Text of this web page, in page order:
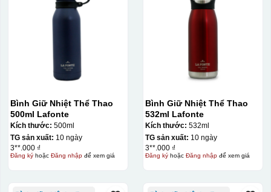
Bình Giữ Nhiệt Thể Thao
500ml Lafonte
Kích thước: 500ml
TG sản xuất: 10 ngày
3**.000 ₫
Đăng kýhoặc Đăng nhậpđể xem giá
Bình Giữ Nhiệt Thể Thao
532ml Lafonte
Kích thước: 532ml
TG sản xuất: 10 ngày
3**.000 ₫
Đăng kýhoặc Đăng nhậpđể xem giá